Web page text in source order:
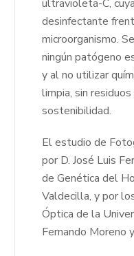
ultravioleta-C,
desinfectante
microorganismo.
ningún patógeno
y al no utilizar
limpia, sin
sostenibilidad.
El estudio de
por D. José Luis
de Genética del
Valdecilla, y por
Óptica de la
Fernando Moreno